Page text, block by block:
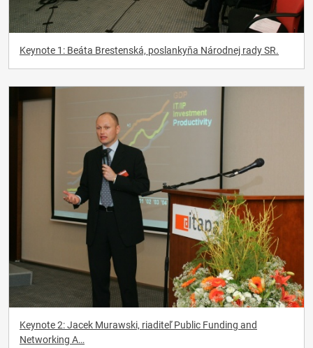
Keynote 1: Beáta Brestenská, poslankyňa Národnej rady SR.
Keynote 2: Jacek Murawski, riaditeľ Public Funding and
Networking A…